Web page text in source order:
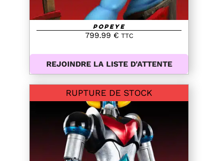
Popeye
799.99 € TTC
REJOINDRE LA LISTE D'ATTENTE
RUPTURE DE STOCK